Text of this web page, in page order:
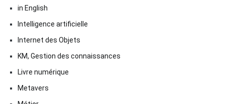
in English
Intelligence artificielle
Internet des Objets
KM, Gestion des connaissances
Livre numérique
Metavers